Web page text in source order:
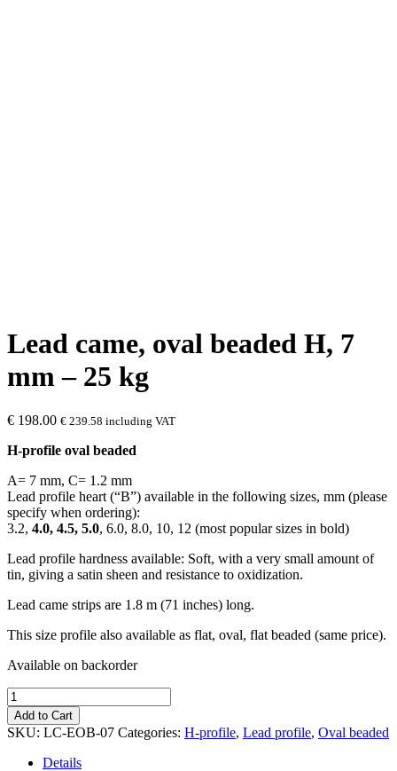
Lead came, oval beaded H, 7
mm – 25 kg
€ 198.00 € 239.58 including VAT
H-profile oval beaded
A= 7 mm, C= 1.2 mm
Lead profile heart (“B”) available in the following sizes, mm (please
specify when ordering):
3.2, 4.0, 4.5, 5.0, 6.0, 8.0, 10, 12 (most popular sizes in bold)
Lead profile hardness available: Soft, with a very small amount of
tin, giving a satin sheen and resistance to oxidization.
Lead came strips are 1.8 m (71 inches) long.
This size profile also available as flat, oval, flat beaded (same price).
Available on backorder
Lead
came,
oval
beaded
Add to Cart
SKU: LC-EOB-07 Categories: H-profile, Lead profile, Oval beaded
Details